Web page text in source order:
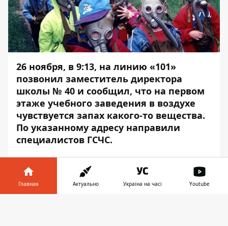
26 ноября, в 9:13, на линию «101»
позвонил заместитель директора
школы № 40 и сообщил, что на первом
этаже учебного заведения в воздухе
чувствуется запах какого-то вещества.
По указанному адресу направили
специалистов ГСЧС.
В школе находились 20 учеников с
родителями. Они самостоятельно вышли
на свежий воздух. Еще 680 детей не
допустили к учебному процессу. Об этом
Главная Актуально Україна на часі Youtube